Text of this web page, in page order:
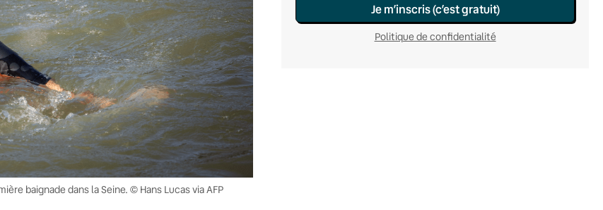
baignade dans la Seine. © Hans Lucas via AFP
Je m’inscris (c’est gratuit)
Politique de confidentialité